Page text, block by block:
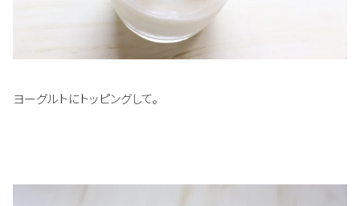
ヨーグルトにトッピングして。